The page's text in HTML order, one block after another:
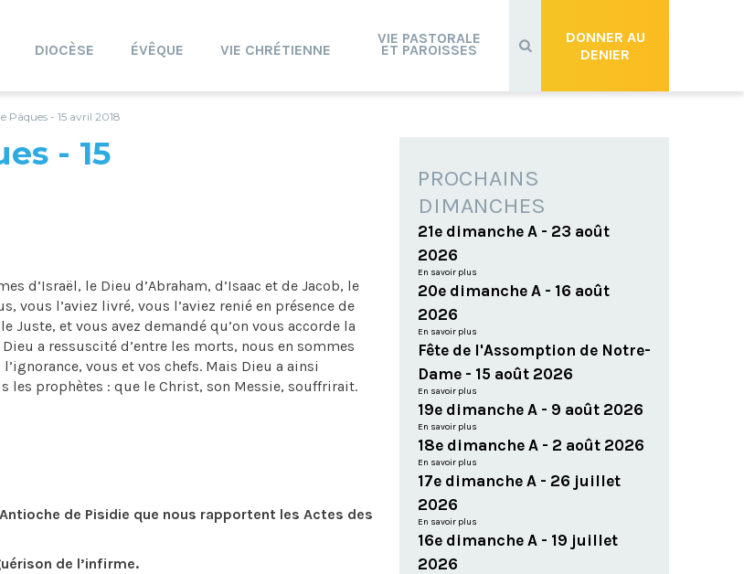
DONNER AU
DENIER
DIOCÈSE ÉVÊQUE VIE CHRÉTIENNE
VIE PASTORALE
ET PAROISSES
Pâques - 15 avril 2018
- 15
d’Israël, le Dieu d’Abraham, d’Isaac et de Jacob, le
vous l’aviez livré, vous l’aviez renié en présence de
Juste, et vous avez demandé qu’on vous accorde la
a ressuscité d’entre les morts, nous en sommes
vous et vos chefs. Mais Dieu a ainsi
les prophètes : que le Christ, son Messie, souffrirait.
de Pisidie que nous rapportent les Actes des
de l’infirme.
PROCHAINS
DIMANCHES
21e dimanche A - 23 août
2026
En savoir plus
20e dimanche A - 16 août
2026
En savoir plus
Fête de l'Assomption de Notre-
Dame - 15 août 2026
En savoir plus
19e dimanche A - 9 août 2026
En savoir plus
18e dimanche A - 2 août 2026
En savoir plus
17e dimanche A - 26 juillet
2026
En savoir plus
16e dimanche A - 19 juillet
2026